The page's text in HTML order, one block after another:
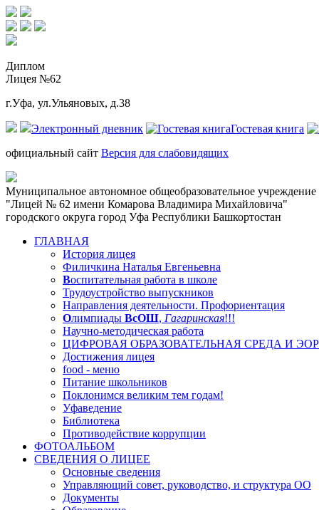
Диплом
Лицея №62
г.Уфа, ул.Ульяновых, д.38
Электронный дневник Гостевая книга
официальный сайт Версия для слабовидящих
Муниципальное автономное общеобразовательное учреждение
"Лицей № 62 имени Комарова Владимира Михайловича"
городского округа город Уфа Республики Башкортостан
ГЛАВНАЯ
История лицея
Филичкина Наталья Евгеньевна
Воспитательная работа в школе
Трудоустройство выпускников
Направления деятельности. Профориентация
Олимпиады ВсОШ, Гагаринская!!!
Научно-методическая работа
ЦИФРОВАЯ ОБРАЗОВАТЕЛЬНАЯ СРЕДА И ЭОР
Достижения лицея
food - меню
Питание школьников
Поклонимся великим тем годам!
Уфаведение
Библиотека
Противодействие коррупции
ФОТОАЛЬБОМ
СВЕДЕНИЯ О ЛИЦЕЕ
Основные сведения
Управляющий совет, руководство, и структура ОО
Документы